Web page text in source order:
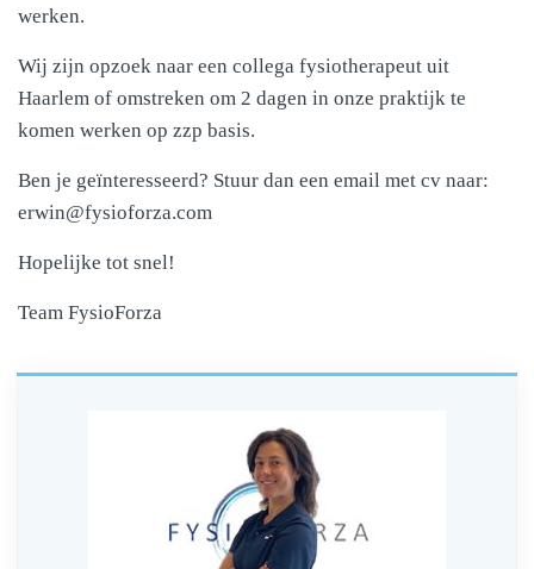
werken.
Wij zijn opzoek naar een collega fysiotherapeut uit
Haarlem of omstreken om 2 dagen in onze praktijk te
komen werken op zzp basis.
Ben je geïnteresseerd? Stuur dan een email met cv naar:
erwin@fysioforza.com
Hopelijke tot snel!
Team FysioForza